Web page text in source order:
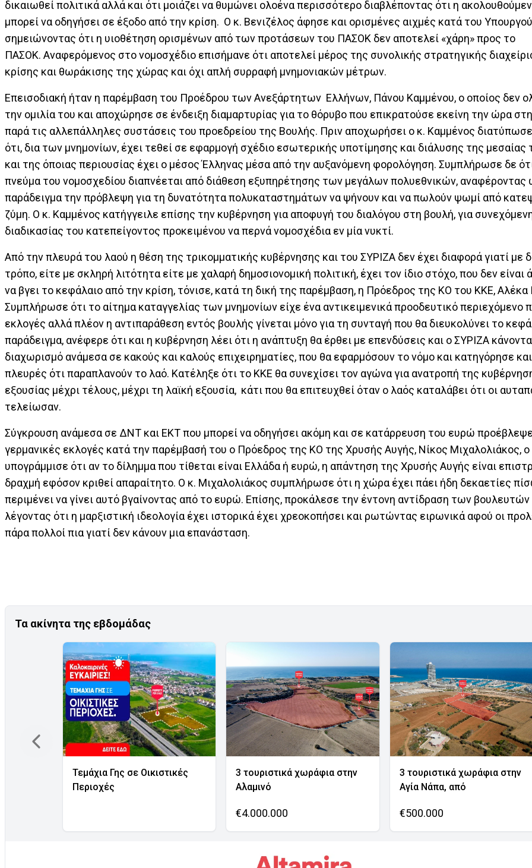
δικαιωθεί πολιτικά αλλά και ότι μοιάζει να θυμώνει ολοένα περισσότερο διαβλέποντας ότι η
μπορεί να οδηγήσει σε έξοδο από την κρίση. Ο κ. Βενιζέλος άφησε και ορισμένες αιχμές κατά του
σημειώνοντας ότι η υιοθέτηση ορισμένων από των προτάσεων του ΠΑΣΟΚ δεν αποτελεί «χάρη» προς το
ΠΑΣΟΚ. Αναφερόμενος στο νομοσχέδιο επισήμανε ότι αποτελεί μέρος της συνολικής στρατηγικής
κρίσης και θωράκισης της χώρας και όχι απλή συρραφή μνημονιακών μέτρων.
Επεισοδιακή ήταν η παρέμβαση του Προέδρου των Ανεξάρτητων Ελλήνων, Πάνου Καμμένου, ο οποίος δεν
την ομιλία του και αποχώρησε σε ένδειξη διαμαρτυρίας για το θόρυβο που επικρατούσε εκείνη την ώρα
παρά τις αλλεπάλληλες συστάσεις του προεδρείου της Βουλής. Πριν αποχωρήσει ο κ. Καμμένος
ότι, δια των μνημονίων, έχει τεθεί σε εφαρμογή σχέδιο εσωτερικής υποτίμησης και διάλυσης της μεσαίας
και της όποιας περιουσίας έχει ο μέσος Έλληνας μέσα από την αυξανόμενη φορολόγηση. Συμπλήρωσε δε
πνεύμα του νομοσχεδίου διαπνέεται από διάθεση εξυπηρέτησης των μεγάλων πολυεθνικών, αναφέροντας
παράδειγμα την πρόβλεψη για τη δυνατότητα πολυκαταστημάτων να ψήνουν και να πωλούν ψωμί από
ζύμη. Ο κ. Καμμένος κατήγγειλε επίσης την κυβέρνηση για αποφυγή του διαλόγου στη βουλή, για
διαδικασίας του κατεπείγοντος προκειμένου να περνά νομοσχέδια εν μία νυκτί.
Από την πλευρά του λαού η θέση της τρικομματικής κυβέρνησης και του ΣΥΡΙΖΑ δεν έχει διαφορά γιατί με
τρόπο, είτε με σκληρή λιτότητα είτε με χαλαρή δημοσιονομική πολιτική, έχει τον ίδιο στόχο, που δεν είναι
να βγει το κεφάλαιο από την κρίση, τόνισε, κατά τη δική της παρέμβαση, η Πρόεδρος της ΚΟ του ΚΚΕ,
Συμπλήρωσε ότι το αίτημα καταγγελίας των μνημονίων είχε ένα αντικειμενικά προοδευτικό περιεχόμενο
εκλογές αλλά πλέον η αντιπαράθεση εντός βουλής γίνεται μόνο για τη συνταγή που θα διευκολύνει το
παράδειγμα, ανέφερε ότι και η κυβέρνηση λέει ότι η ανάπτυξη θα έρθει με επενδύσεις και ο ΣΥΡΙΖΑ
διαχωρισμό ανάμεσα σε κακούς και καλούς επιχειρηματίες, που θα εφαρμόσουν το νόμο και κατηγόρησε
πλευρές ότι παραπλανούν το λαό. Κατέληξε ότι το ΚΚΕ θα συνεχίσει τον αγώνα για ανατροπή της
εξουσίας μέχρι τέλους, μέχρι τη λαϊκή εξουσία, κάτι που θα επιτευχθεί όταν ο λαός καταλάβει ότι οι
τελείωσαν.
Σύγκρουση ανάμεσα σε ΔΝΤ και ΕΚΤ που μπορεί να οδηγήσει ακόμη και σε κατάρρευση του ευρώ προέβλεψε
γερμανικές εκλογές κατά την παρέμβασή του ο Πρόεδρος της ΚΟ της Χρυσής Αυγής, Νίκος Μιχαλολιάκος, ο
υπογράμμισε ότι αν το δίλημμα που τίθεται είναι Ελλάδα ή ευρώ, η απάντηση της Χρυσής Αυγής είναι
δραχμή εφόσον κριθεί απαραίτητο. Ο κ. Μιχαλολιάκος συμπλήρωσε ότι η χώρα έχει πάει ήδη δεκαετίες
περιμένει να γίνει αυτό βγαίνοντας από το ευρώ. Επίσης, προκάλεσε την έντονη αντίδραση των
λέγοντας ότι η μαρξιστική ιδεολογία έχει ιστορικά έχει χρεοκοπήσει και ρωτώντας ειρωνικά αφού οι
πάρα πολλοί πια γιατί δεν κάνουν μια επανάσταση.
Τα ακίνητα της εβδομάδας
Τεμάχια Γης σε Οικιστικές
Περιοχές
3 τουριστικά χωράφια στην
Αλαμινό
€4.000.000
3 τουριστικά χωράφια στην
Αγία Νάπα, από
€500.000